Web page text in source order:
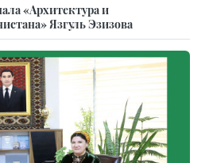
«Архитектура и
Язгуль Эзизова